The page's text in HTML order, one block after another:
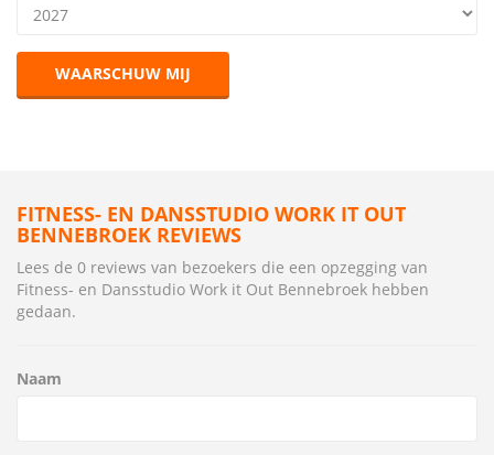
WAARSCHUW MIJ
FITNESS- EN DANSSTUDIO WORK IT OUT
BENNEBROEK REVIEWS
Lees de 0 reviews van bezoekers die een opzegging van
Fitness- en Dansstudio Work it Out Bennebroek hebben
gedaan.
Naam